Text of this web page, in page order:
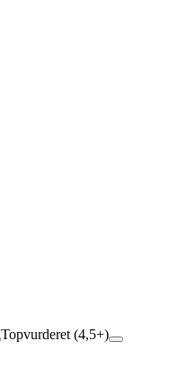
Topvurderet (4,5+)